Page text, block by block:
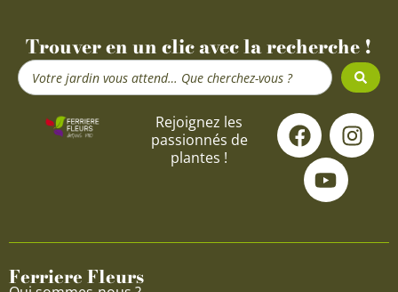
Trouver en un clic avec la recherche !
Search
...
Rejoignez les
passionnés de
plantes !
F
a
c
e
o
I
n
s
g
Y
o
u
t
u
b
Ferriere Fleurs